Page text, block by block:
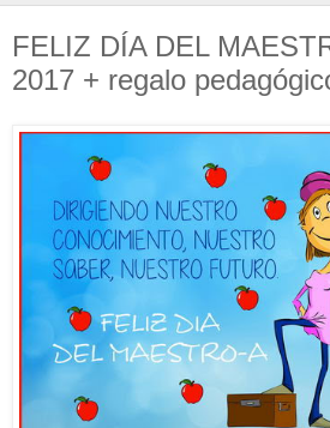
FELIZ DÍA DEL
2017 + regalo